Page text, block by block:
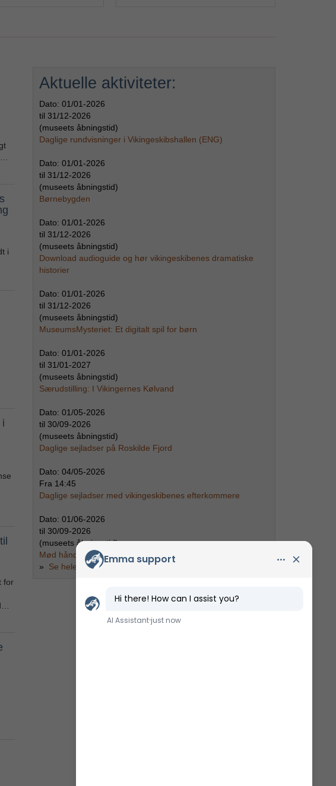
i
for
Aktuelle aktiviteter:
Dato:01/01-2026
til31/12-2026
(museets åbningstid)
Daglige rundvisninger i Vikingeskibshallen (ENG)
Dato:01/01-2026
til31/12-2026
(museets åbningstid)
Børnebygden
Dato:01/01-2026
til31/12-2026
(museets åbningstid)
Download audioguide og hør vikingeskibenes dramatiske
historier
Dato:01/01-2026
til31/12-2026
(museets åbningstid)
MuseumsMysteriet: Et digitalt spil for børn
Dato:01/01-2026
til31/01-2027
(museets åbningstid)
Særudstilling: I Vikingernes Kølvand
Dato:01/05-2026
til30/09-2026
(museets åbningstid)
Daglige sejladser på Roskilde Fjord
Dato:04/05-2026
Fra 14:45
Daglige sejladser med vikingeskibenes efterkommere
Dato:01/06-2026
til30/09-2026
(museets åbningstid)
Mød håndværkerne på museumsøen
» Se hele kalenderen